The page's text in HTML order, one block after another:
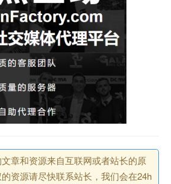
章和资源来自互联网或者站长的原
资源请尽快联系站长，我们会在24h